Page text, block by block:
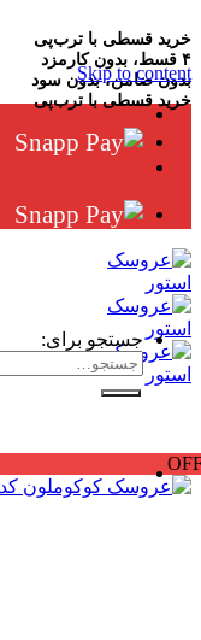
خرید قسطی با ترب‌پی
۴ قسط، بدون کارمزد
بدون ضامن، بدون سود
خرید قسطی با ترب‌پی
Skip to content
جستجو برای: